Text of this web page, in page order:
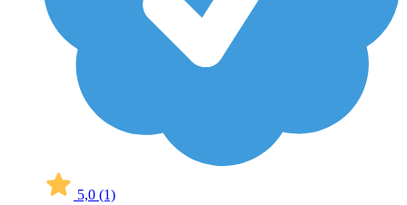
5,0 (1)